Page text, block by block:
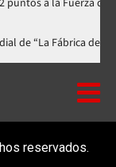
Fuerza del Pueblo
mundial de “La
reservados.